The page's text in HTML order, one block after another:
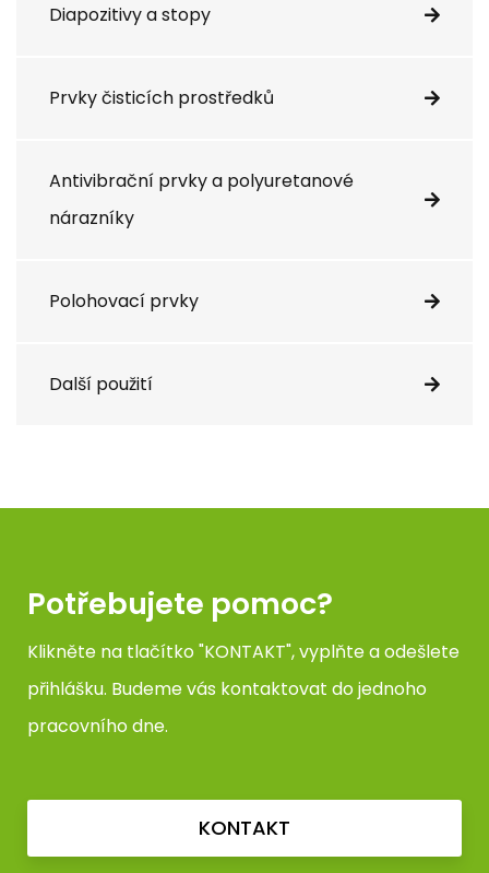
Diapozitivy a stopy
Prvky čisticích prostředků
Antivibrační prvky a polyuretanové
nárazníky
Polohovací prvky
Další použití
Potřebujete pomoc?
Klikněte na tlačítko "KONTAKT", vyplňte a odešlete
přihlášku. Budeme vás kontaktovat do jednoho
pracovního dne.
KONTAKT